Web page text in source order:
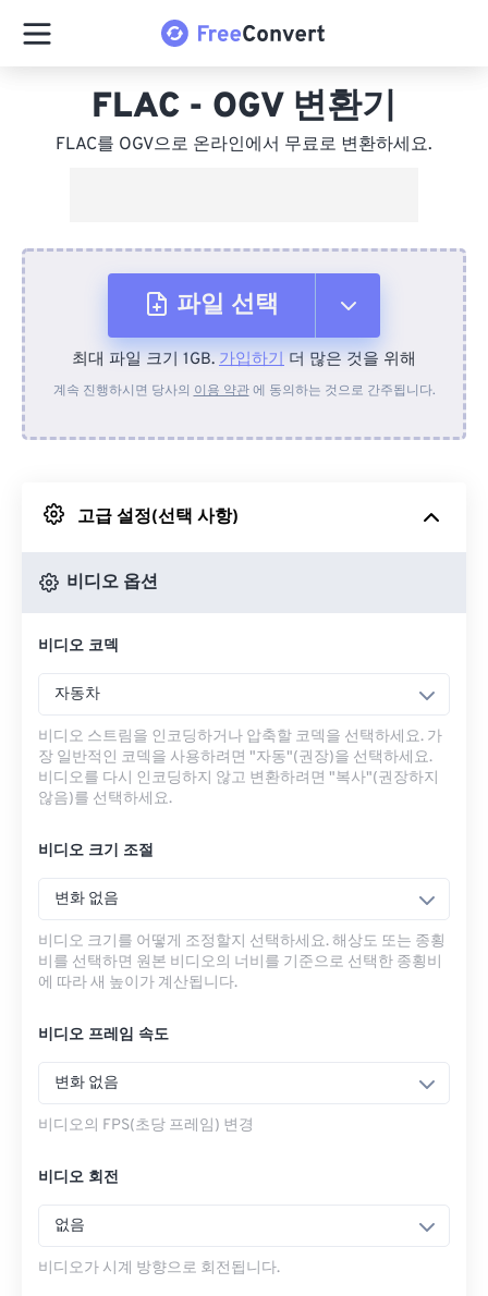
FLAC - OGV 변환기
FLAC를 OGV으로 온라인에서 무료로 변환하세요.
파일 선택
장치에서
Google 드라이브에서
최대 파일 크기 1GB. 가입하기 더 많은 것을 위해
계속 진행하시면 당사의 이용 약관에 동의하는 것으로 간주됩니다.
고급 설정(선택 사항)
비디오 옵션
비디오 코덱
자동차
비디오 스트림을 인코딩하거나 압축할 코덱을 선택하세요. 가
장 일반적인 코덱을 사용하려면 "자동"(권장)을 선택하세요.
비디오를 다시 인코딩하지 않고 변환하려면 "복사"(권장하지
않음)를 선택하세요.
비디오 크기 조절
변화 없음
비디오 크기를 어떻게 조정할지 선택하세요. 해상도 또는 종횡
비를 선택하면 원본 비디오의 너비를 기준으로 선택한 종횡비
에 따라 새 높이가 계산됩니다.
비디오 프레임 속도
변화 없음
비디오의 FPS(초당 프레임) 변경
비디오 회전
없음
비디오가 시계 방향으로 회전됩니다.